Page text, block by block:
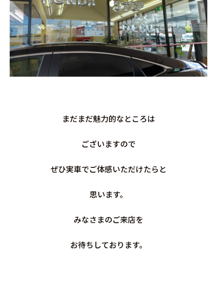
まだまだ魅力的なところは
ございますので
ぜひ実車でご体感いただけたらと
思います。
みなさまのご来店を
お待ちしております。